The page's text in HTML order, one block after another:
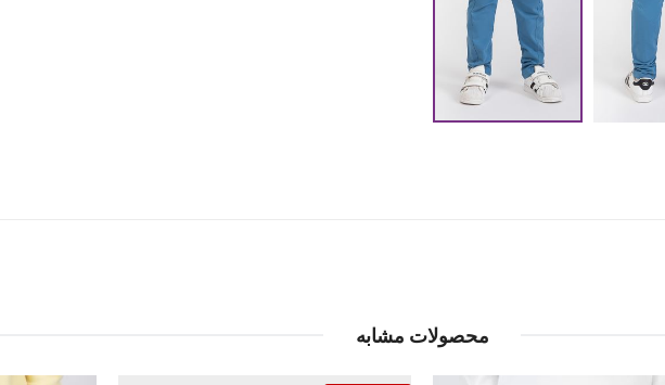
محصولات مشابه